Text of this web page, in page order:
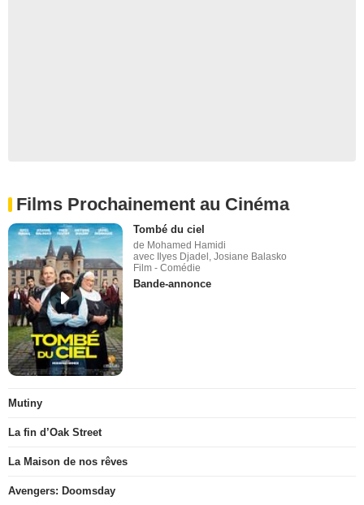
Films Prochainement au Cinéma
Tombé du ciel
de Mohamed Hamidi
avec Ilyes Djadel, Josiane Balasko
Film - Comédie
Bande-annonce
Mutiny
La fin d’Oak Street
La Maison de nos rêves
Avengers: Doomsday